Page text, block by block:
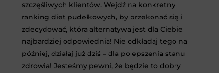
szczęśliwych klientów. Wejdź na konkretny
ranking diet pudełkowych, by przekonać się i
zdecydować, która alternatywa jest dla Ciebie
najbardziej odpowiednia! Nie odkładaj tego na
później, działaj już dziś – dla polepszenia stanu
zdrowia! Jesteśmy pewni, że będzie to dobry